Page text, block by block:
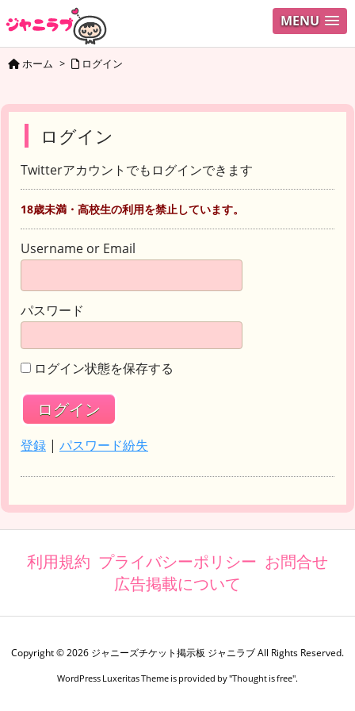
MENU
ホーム > ログイン
ログイン
Twitterアカウントでもログインできます
18歳未満・高校生の利用を禁止しています。
Username or Email
パスワード
ログイン状態を保存する
登録 | パスワード紛失
利用規約 プライバシーポリシー お問合せ
広告掲載について
Copyright ©2026 ジャニーズチケット掲示板 ジャニラブAll Rights Reserved.
WordPress Luxeritas Theme is provided by "Thought is free".